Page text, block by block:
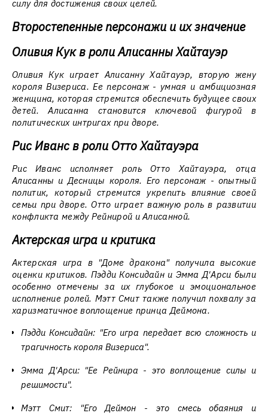
силу для достижения своих целей.
Второстепенные персонажи и их значение
Оливия Кук в роли Алисанны Хайтауэр
Оливия Кук играет Алисанну Хайтауэр, вторую жену
короля Визериса. Ее персонаж - умная и амбициозная
женщина, которая стремится обеспечить будущее своих
детей. Алисанна становится ключевой фигурой в
политических интригах при дворе.
Рис Иванс в роли Отто Хайтауэра
Рис Иванс исполняет роль Отто Хайтауэра, отца
Алисанны и Десницы короля. Его персонаж - опытный
политик, который стремится укрепить влияние своей
семьи при дворе. Отто играет важную роль в развитии
конфликта между Рейнирой и Алисанной.
Актерская игра и критика
Актерская игра в "Доме дракона" получила высокие
оценки критиков. Пэдди Консидайн и Эмма Д'Арси были
особенно отмечены за их глубокое и эмоциональное
исполнение ролей. Мэтт Смит также получил похвалу за
харизматичное воплощение принца Деймона.
Пэдди Консидайн: "Его игра передает всю сложность и
трагичность короля Визериса".
Эмма Д'Арси: "Ее Рейнира - это воплощение силы и
решимости".
Мэтт Смит: "Его Деймон - это смесь обаяния и